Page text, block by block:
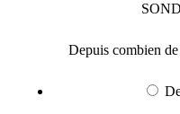
Depuis combien